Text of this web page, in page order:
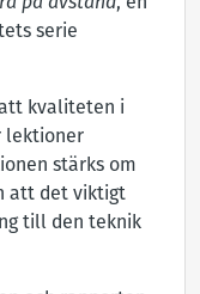
serie
kvaliteten i
lektioner
stärks om
att det viktigt
till den teknik